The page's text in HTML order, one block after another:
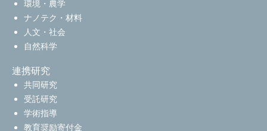
環境・農学
ナノテク・材料
人文・社会
自然科学
連携研究
共同研究
受託研究
学術指導
教育奨励寄付金